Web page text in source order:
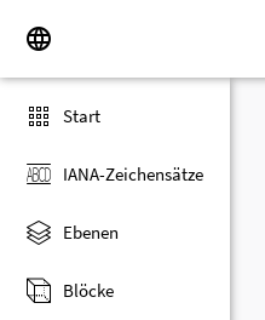
Start
IANA-Zeichensätze
Ebenen
Blöcke